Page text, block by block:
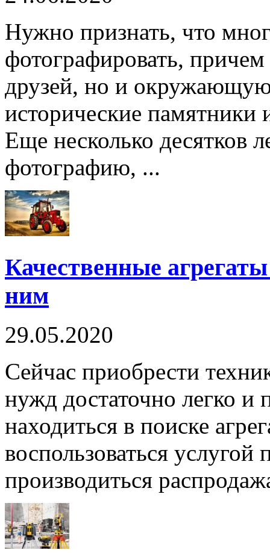
Нужно признать, что
фотографировать,
друзей, но и
исторические памятники
Еще несколько десятков
фотографию, ...
Качественные
ним
29.05.2020
Сейчас приобрести
нужд достаточно легко и
находиться в поиске
воспользоваться услугой
производиться